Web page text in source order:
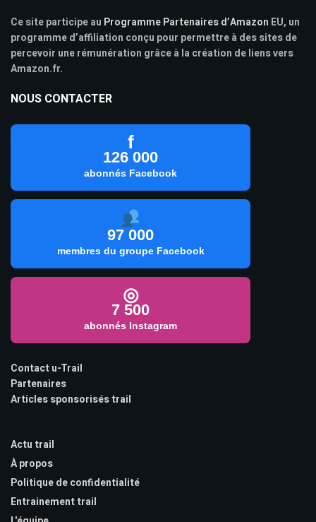
Ce site participe au Programme Partenaires d’Amazon EU, un
programme d’affiliation conçu pour permettre à des sites de
percevoir une rémunération grâce à la création de liens vers
Amazon.fr.
NOUS CONTACTER
f
126 000
abonnés Facebook
97 000
membres du groupe Facebook
◎
7 500
abonnés Instagram
Contact u-Trail
Partenaires
Articles sponsorisés trail
Actu trail
À propos
Politique de confidentialité
Entrainement trail